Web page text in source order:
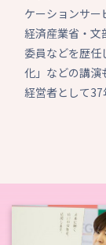
ケーションサー
経済産業省・文
委員などを歴任
化」などの講演
経営者として37